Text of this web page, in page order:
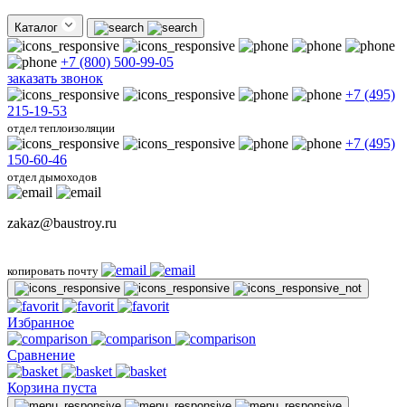
Каталог
+7 (800) 500-99-05
заказать звонок
+7 (495)
215-19-53
отдел теплоизоляции
+7 (495)
150-60-46
отдел дымоходов
zakaz@baustroy.ru
копировать почту
Избранное
Сравнение
Корзина пуста